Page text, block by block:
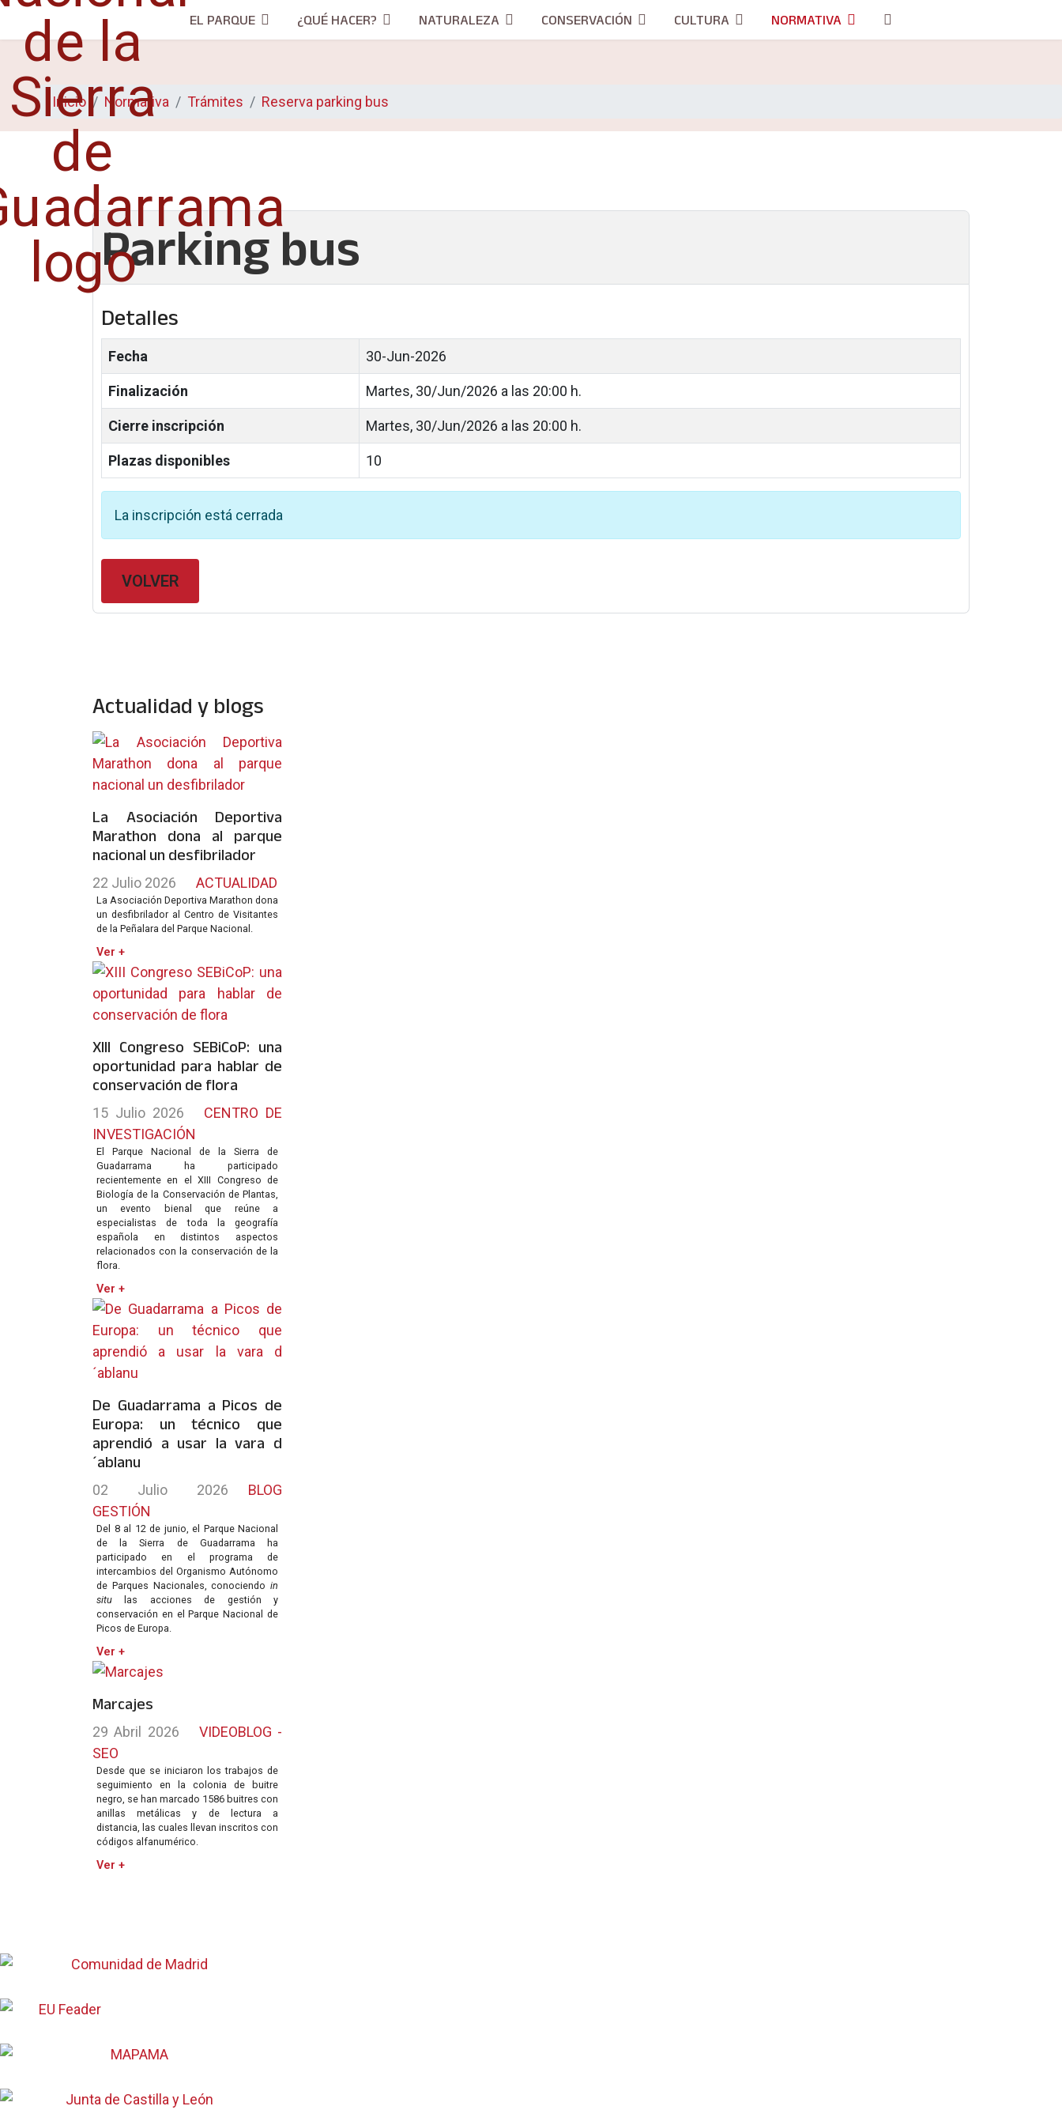
EL PARQUE ¿QUÉ HACER? NATURALEZA CONSERVACIÓN CULTURA NORMATIVA
Inicio Normativa Trámites Reserva parking bus
Parking bus
Detalles
Fecha 30-Jun-2026
Finalización Martes, 30/Jun/2026 a las 20:00 h.
Cierre inscripción Martes, 30/Jun/2026 a las 20:00 h.
Plazas disponibles 10
La inscripción está cerrada
VOLVER
Actualidad y blogs
La Asociación Deportiva
Marathon dona al parque
nacional un desfibrilador
22 Julio 2026 ACTUALIDAD
La Asociación Deportiva Marathon dona
un desfibrilador al Centro de Visitantes
de la Peñalara del Parque Nacional.
Ver +
XIII Congreso SEBiCoP: una
oportunidad para hablar de
conservación de flora
15 Julio 2026
CENTRO DE
INVESTIGACIÓN
El Parque Nacional de la Sierra de
Guadarrama ha participado
recientemente en el XIII Congreso de
Biología de la Conservación de Plantas,
un evento bienal que reúne a
especialistas de toda la geografía
española en distintos aspectos
relacionados con la conservación de la
flora.
Ver +
De Guadarrama a Picos de
Europa: un técnico que
aprendió a usar la vara d
´ablanu
02 Julio 2026
BLOG
GESTIÓN
Del 8 al 12 de junio, el Parque Nacional
de la Sierra de Guadarrama ha
participado en el programa de
intercambios del Organismo Autónomo
de Parques Nacionales, conociendo in
situ las acciones de gestión y
conservación en el Parque Nacional de
Picos de Europa.
Ver +
Marcajes
29 Abril 2026
VIDEOBLOG -
SEO
Desde que se iniciaron los trabajos de
seguimiento en la colonia de buitre
negro, se han marcado 1586 buitres con
anillas metálicas y de lectura a
distancia, las cuales llevan inscritos con
códigos alfanumérico.
Ver +